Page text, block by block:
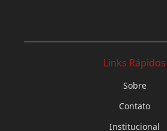
Links Rápidos
Sobre
Contato
Institucional